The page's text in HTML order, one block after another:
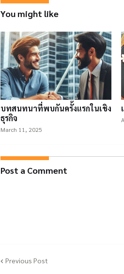
You might like
บทสนทนาที่พบกันครั้งแรกในเชิง
ธุรกิจ
March 11, 2025
Post a Comment
Previous Post